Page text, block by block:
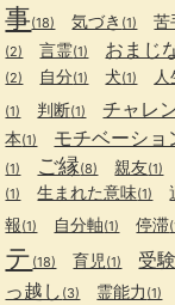
事(18) 気づき (1) 苦
(2) 言霊(1) おまじ
(2) 自分(1) 犬(1)
(1) 判断(1) チャレ
本(1) モチベーショ
(1) ご縁(8) 親友(1)
(1) 生まれた意味(1)
報(1) 自分軸(1) 停滞
テ (18) 育児 (1) 受験
っ越し (3) 霊能力 (1)